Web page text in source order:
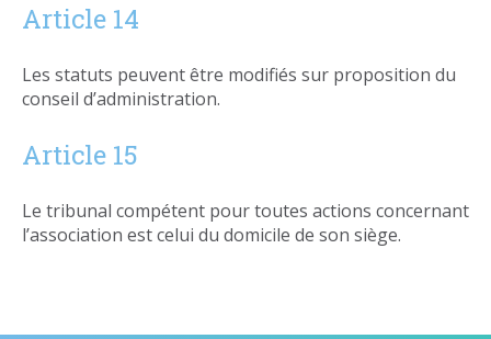
Article 14
Les statuts peuvent être modifiés sur proposition du
conseil d’administration.
Article 15
Le tribunal compétent pour toutes actions concernant
l’association est celui du domicile de son siège.